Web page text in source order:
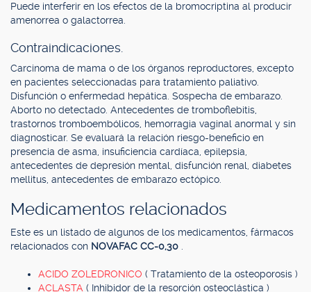
Puede interferir en los efectos de la bromocriptina al producir
amenorrea o galactorrea.
Contraindicaciones.
Carcinoma de mama o de los órganos reproductores, excepto
en pacientes seleccionadas para tratamiento paliativo.
Disfunción o enfermedad hepática. Sospecha de embarazo.
Aborto no detectado. Antecedentes de tromboflebitis,
trastornos tromboembólicos, hemorragia vaginal anormal y sin
diagnosticar. Se evaluará la relación riesgo-beneficio en
presencia de asma, insuficiencia cardíaca, epilepsia,
antecedentes de depresión mental, disfunción renal, diabetes
mellitus, antecedentes de embarazo ectópico.
Medicamentos relacionados
Este es un listado de algunos de los medicamentos, fármacos
relacionados con NOVAFAC CC-0,30
ACIDO ZOLEDRONICO ( Tratamiento de la osteoporosis )
ACLASTA ( Inhibidor de la resorción osteoclástica )